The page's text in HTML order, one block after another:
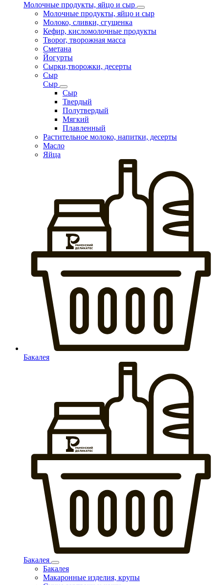
Молочные продукты, яйцо и сыр
Молочные продукты, яйцо и сыр
Молоко, сливки, сгущенка
Кефир, кисломолочные продукты
Творог, творожная масса
Сметана
Йогурты
Сырки,творожки, десерты
Сыр
Сыр
Сыр
Твердый
Полутвердый
Мягкий
Плавленный
Растительное молоко, напитки, десерты
Масло
Яйца
Бакалея
Бакалея
Бакалея
Макаронные изделия, крупы